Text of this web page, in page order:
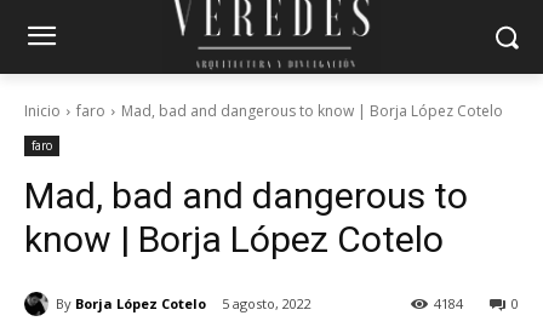
Inicio faro Mad, bad and dangerous to know | Borja López Cotelo
faro
Mad, bad and dangerous to
know | Borja López Cotelo
By Borja López Cotelo 5 agosto, 2022 0
4184